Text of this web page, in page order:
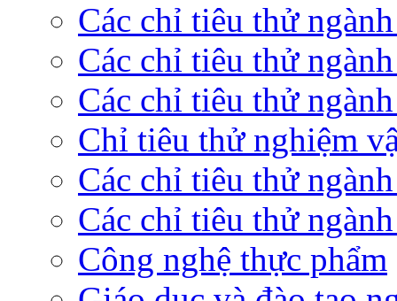
Các chỉ tiêu thử
Các chỉ tiêu thử
Các chỉ tiêu thử
Chỉ tiêu thử nghiệm
Các chỉ tiêu thử
Các chỉ tiêu thử
Công nghệ thực phẩm